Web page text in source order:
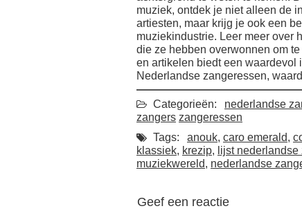
muziek, ontdek je niet alleen de
artiesten, maar krijg je ook een
muziekindustrie. Leer meer over
die ze hebben overwonnen om
en artikelen biedt een
Nederlandse zangeressen,
Categorieën: nederlandse
zangers zangeressen
Tags:
anouk, caro emerald,
klassiek, krezip, lijst nederlandse
muziekwereld, nederlandse
Geef een reactie